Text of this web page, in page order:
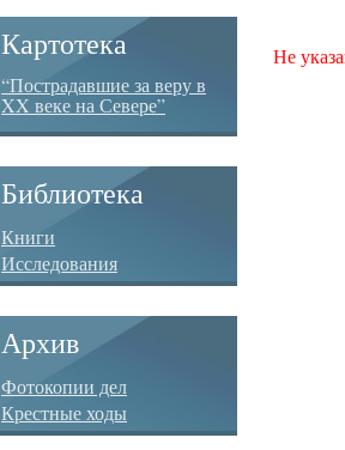
Картотека
“Пострадавшие за веру в
XX веке на Севере”
Библиотека
Книги
Исследования
Архив
Фотокопии дел
Крестные ходы
Не